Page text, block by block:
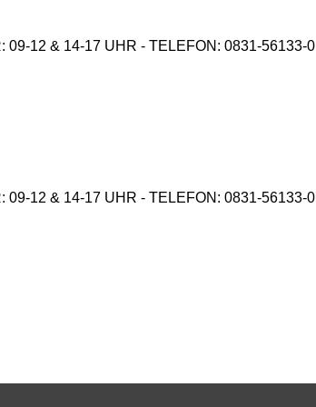
12 & 14-17 UHR - TELEFON: 0831-56133-0
12 & 14-17 UHR - TELEFON: 0831-56133-0